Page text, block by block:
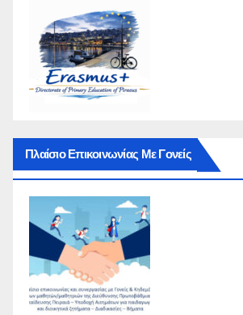
Πλαίσιο Επικοινωνίας Με Γονείς